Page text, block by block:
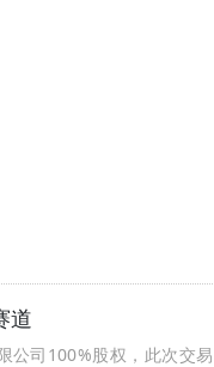
道
公司100%股权，此次交易